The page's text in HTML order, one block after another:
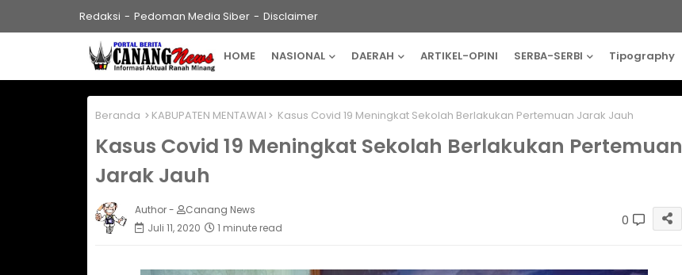
Redaksi Pedoman Media Siber Disclaimer
HOME NASIONAL DAERAH ARTIKEL-OPINI SERBA-SERBI Tipography
Beranda KABUPATEN MENTAWAI Kasus Covid 19 Meningkat Sekolah Berlakukan Pertemuan Jarak Jauh
Kasus Covid 19 Meningkat Sekolah Berlakukan Pertemuan
Jarak Jauh
Author -
Canang News
Juli 11, 2020
1 minute read 0